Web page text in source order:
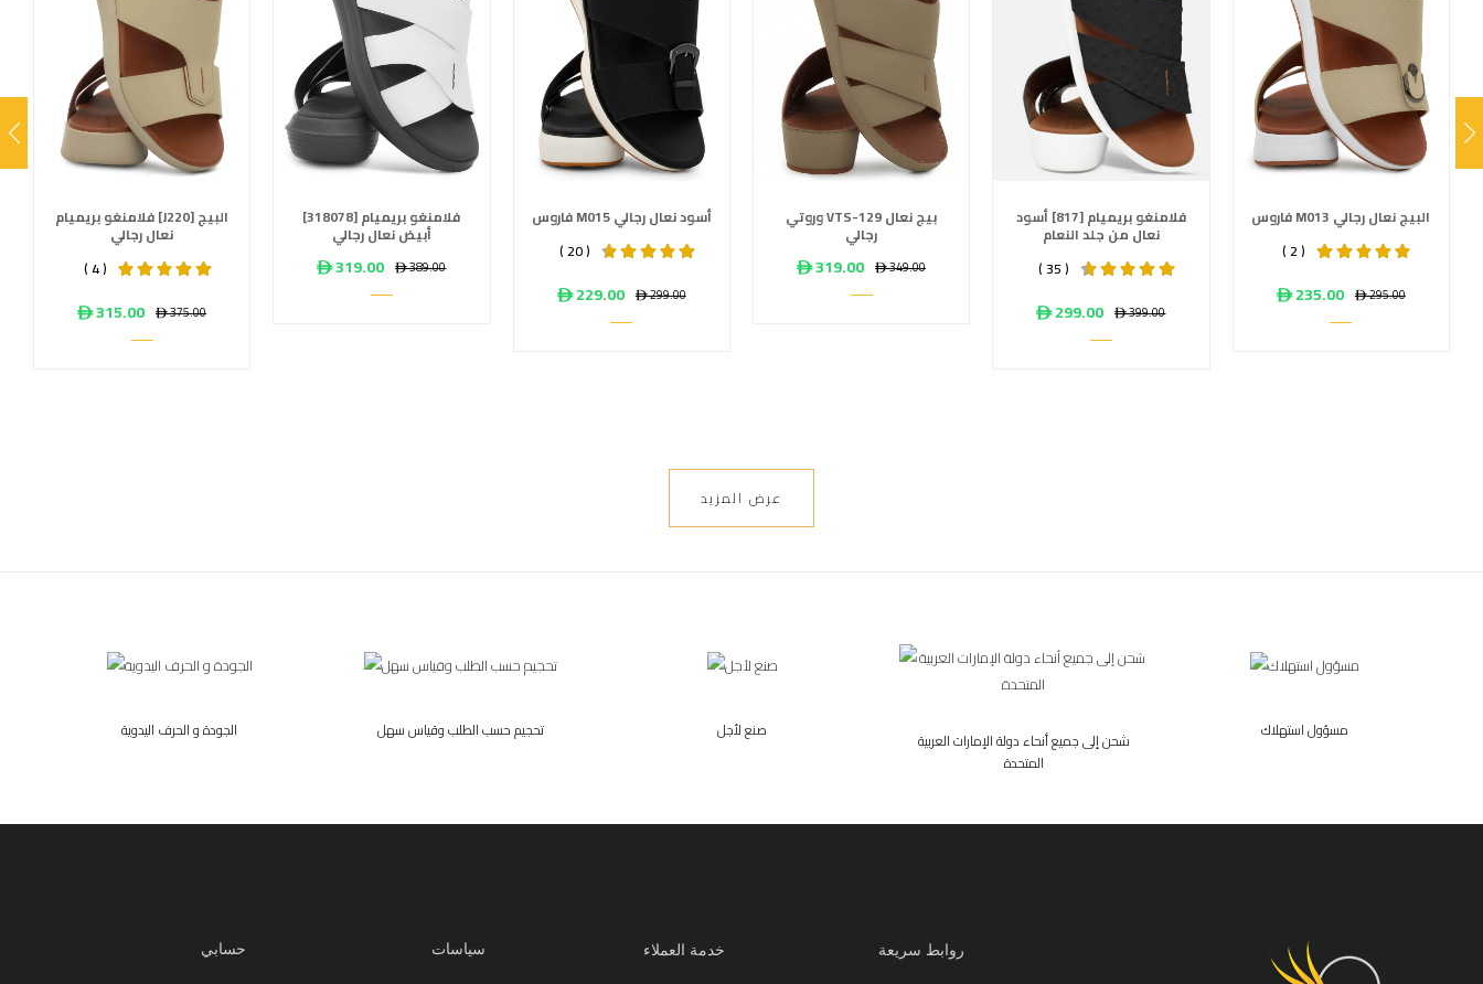
فلامنغو بريميام [J220] البيج
نعال رجالي
( 4 )
ê 315.00 ê 375.00
فلامنغو بريميام [318078]
أبيض نعال رجالي
ê 319.00 ê 389.00
فاروس M015 أسود نعال رجالي
( 20 )
ê 229.00 ê 299.00
وروتي VTS-129 بيج نعال
رجالي
ê 319.00 ê 349.00
فلامنغو بريميام [817] أسود
نعال من جلد النعام
( 35 )
ê 299.00 ê 399.00
فاروس M013 البيج نعال رجالي
( 2 )
ê 235.00 ê 295.00
عرض المزيد
الجودة و الحرف اليدوية تحجيم حسب الطلب وقياس سهل
صنع لأجل
شحن إلى جميع أنحاء دولة الإمارات العربية
المتحدة
مسؤول استهلاك
روابط سريعة خدمة العملاء سياسات حسابي